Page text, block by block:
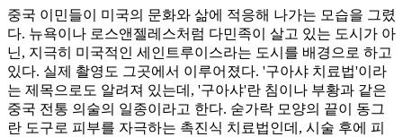
중국 이민들이 미국의 문화와 삶에 적응해 나가는 모습을 그렸
다. 뉴욕이나 로스앤젤레스처럼 다민족이 살고 있는 도시가 아
닌, 지극히 미국적인 세인트루이스라는 도시를 배경으로 하고
있다. 실제 촬영도 그곳에서 이루어졌다. '구아샤 치료법'이라
는 제목으로도 알려져 있는데, '구아샤'란 침이나 부황과 같은
중국 전통 의술의 일종이라고 한다. 숟가락 모양의 끝이 동그
란 도구로 피부를 자극하는 촉진식 치료법인데, 시술 후에 피